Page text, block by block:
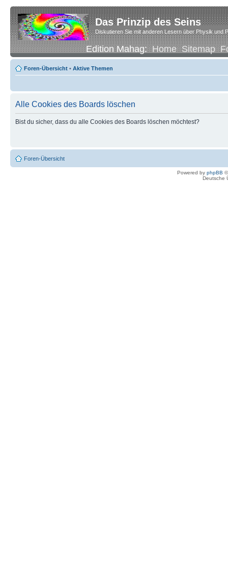
Das Prinzip des Seins
Diskutieren Sie mit anderen Lesern über Physik und
Edition Mahag:Home Sitemap
Foren-Übersicht • Aktive Themen
Alle Cookies des Boards löschen
Bist du sicher, dass du alle Cookies des Boards löschen möchtest?
Foren-Übersicht
Powered by phpBB
Deutsche